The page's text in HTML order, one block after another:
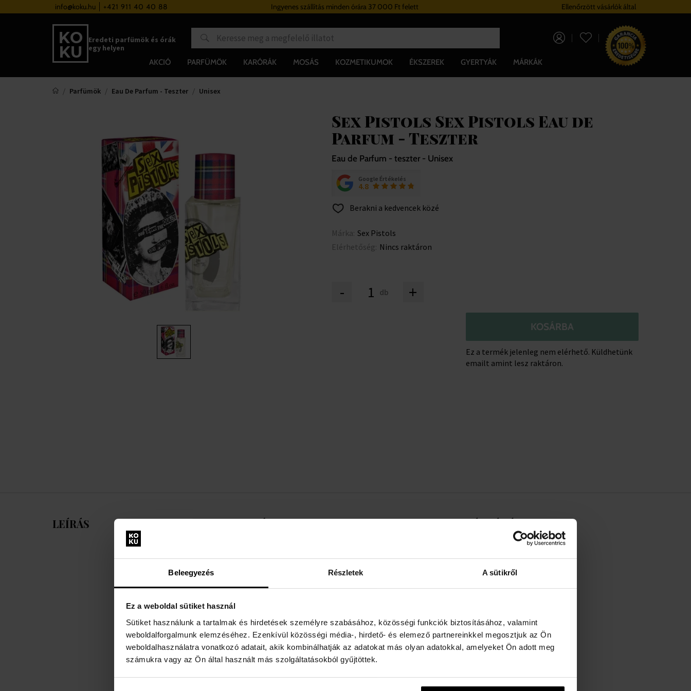
Beleegyezés Részletek A sütikről
Ez a weboldal sütiket használ
Sütiket használunk a tartalmak és hirdetések személyre szabásához, közösségi funkciók biztosításához, valamint
weboldalforgalmunk elemzéséhez. Ezenkívül közösségi média-, hirdető- és elemező partnereinkkel megosztjuk az Ön
weboldalhasználatra vonatkozó adatait, akik kombinálhatják az adatokat más olyan adatokkal, amelyeket Ön adott meg
számukra vagy az Ön által használt más szolgáltatásokból gyűjtöttek.
info@koku.hu +421 911 40 40 88
Hűségrendszer Ingyenes szállítás minden órára 37 000 Ft felett Ellenőrzött vásárlók által
Eredeti parfümök és órák
egy helyen
0 Ft
AKCIÓ PARFÜMÖK KARÓRÁK MOSÁS KOZMETIKUMOK ÉKSZEREK GYERTYÁK MÁRKÁK
Parfümök Eau De Parfum - Teszter Unisex
Sex Pistols Sex Pistols Eau de
Parfum - Teszter
Eau de Parfum - teszter - Unisex
Google Értékelés
4.8
Berakni a kedvencek közé
Márka: Sex Pistols
Elérhetőség: Nincs raktáron
- db +
KOSÁRBA
Ez a termék jelenleg nem elérhető. Küldhetünk
emailt amint lesz raktáron.
LEÍRÁS RÉSZLETEK
Illat típusa: fűszeres, fás, orientális
A MÁRKÁRÓL
Személyre szabott választékunk csak az Ön